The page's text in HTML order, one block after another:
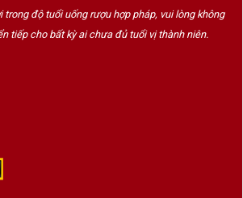
Negroamaro
Vang Đậm Đà Đầy Cá Tính Từ
độ tuổi uống rượu hợp pháp, vui lòng không
tiếp cho bất kỳ ai chưa đủ tuổi vị thành niên.